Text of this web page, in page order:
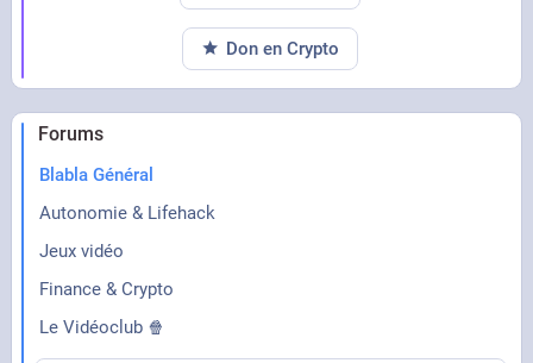
Forums
Blabla Général
Autonomie & Lifehack
Jeux vidéo
Finance & Crypto
Le Vidéoclub 🍿
Don en Crypto